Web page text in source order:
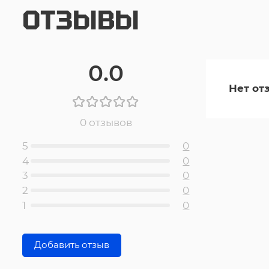
ОТЗЫВЫ
0.0
0 отзывов
5
0
4
0
3
0
2
0
1
0
Добавить отзыв
Нет